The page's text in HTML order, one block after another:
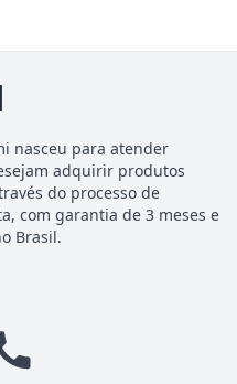
nasceu para atender
adquirir produtos
do processo de
com garantia de 3 meses e
Brasil.